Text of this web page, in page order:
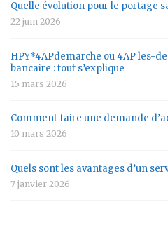
Quelle évolution pour le portage
22 juin 2026
HPY*4APdemarche ou 4AP les-
bancaire : tout s’explique
15 mars 2026
Comment faire une demande
10 mars 2026
Quels sont les avantages d’un
7 janvier 2026